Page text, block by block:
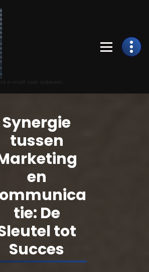
Synergie
tussen
en
tie: De
tot
Succes